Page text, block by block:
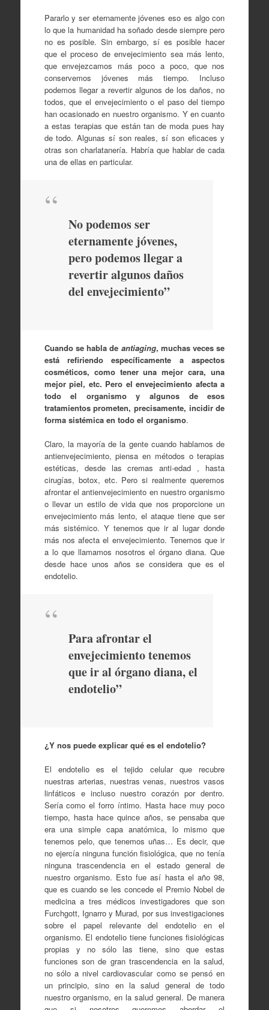
Pararlo y ser eternamente jóvenes eso es algo con
lo que la humanidad ha soñado desde siempre pero
no es posible. Sin embargo, sí es posible hacer
que el proceso de envejecimiento sea más lento,
que envejezcamos más poco a poco, que nos
conservemos jóvenes más tiempo. Incluso
podemos llegar a revertir algunos de los daños, no
todos, que el envejecimiento o el paso del tiempo
han ocasionado en nuestro organismo. Y en cuanto
a estas terapias que están tan de moda pues hay
de todo. Algunas sí son reales, sí son eficaces y
otras son charlatanería. Habría que hablar de cada
una de ellas en particular.
No podemos ser
eternamente jóvenes,
pero podemos llegar a
revertir algunos daños
del envejecimiento”
Cuando se habla de antiaging, muchas veces se
está refiriendo específicamente a aspectos
cosméticos, como tener una mejor cara, una
mejor piel, etc. Pero el envejecimiento afecta a
todo el organismo y algunos de esos
tratamientos prometen, precisamente, incidir de
forma sistémica en todo el organismo.
Claro, la mayoría de la gente cuando hablamos de
antienvejecimiento, piensa en métodos o terapias
estéticas, desde las cremas anti-edad , hasta
cirugías, botox, etc. Pero si realmente queremos
afrontar el antienvejecimiento en nuestro organismo
o llevar un estilo de vida que nos proporcione un
envejecimiento más lento, el ataque tiene que ser
más sistémico. Y tenemos que ir al lugar donde
más nos afecta el envejecimiento. Tenemos que ir
a lo que llamamos nosotros el órgano diana. Que
desde hace unos años se considera que es el
endotelio.
Para afrontar el
envejecimiento tenemos
que ir al órgano diana, el
endotelio”
¿Y nos puede explicar qué es el endotelio?
El endotelio es el tejido celular que recubre
nuestras arterias, nuestras venas, nuestros vasos
linfáticos e incluso nuestro corazón por dentro.
Sería como el forro íntimo. Hasta hace muy poco
tiempo, hasta hace quince años, se pensaba que
era una simple capa anatómica, lo mismo que
tenemos pelo, que tenemos uñas… Es decir, que
no ejercía ninguna función fisiológica, que no tenía
ninguna trascendencia en el estado general de
nuestro organismo. Esto fue así hasta el año 98,
que es cuando se les concede el Premio Nobel de
medicina a tres médicos investigadores que son
Furchgott, Ignarro y Murad, por sus investigaciones
sobre el papel relevante del endotelio en el
organismo. El endotelio tiene funciones fisiológicas
propias y no sólo las tiene, sino que estas
funciones son de gran trascendencia en la salud,
no sólo a nivel cardiovascular como se pensó en
un principio, sino en la salud general de todo
nuestro organismo, en la salud general. De manera